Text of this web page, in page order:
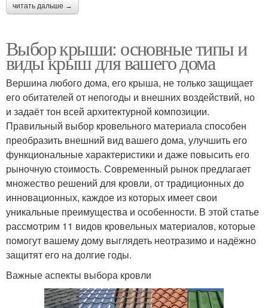
читать дальше →
Выбор крыши: основные типы и
виды крыш для вашего дома
Вершина любого дома, его крыша, не только защищает
его обитателей от непогоды и внешних воздействий, но
и задаёт тон всей архитектурной композиции.
Правильный выбор кровельного материала способен
преобразить внешний вид вашего дома, улучшить его
функциональные характеристики и даже повысить его
рыночную стоимость. Современный рынок предлагает
множество решений для кровли, от традиционных до
инновационных, каждое из которых имеет свои
уникальные преимущества и особенности. В этой статье
рассмотрим 11 видов кровельных материалов, которые
помогут вашему дому выглядеть неотразимо и надёжно
защитят его на долгие годы.
Важные аспекты выбора кровли